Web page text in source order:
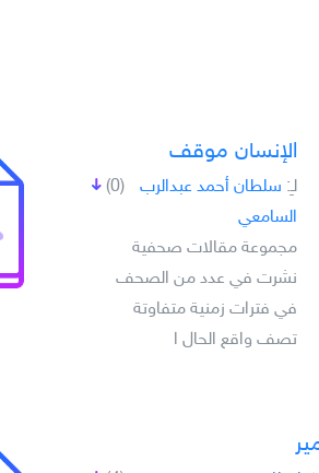
الإنسان موقف
(0) لـِ: سلطان أحمد عبدالرب
السامعي
مجموعة مقالات صحفية
نشرت في عدد من الصحف
في فترات زمنية متفاوتة
تصف واقع الحال ا